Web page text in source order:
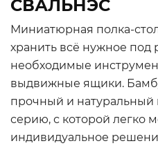
СВАЛЬНЭС
Миниатюрная полка-
хранить всё нужное под
необходимые
выдвижные ящики.
прочный и
серию, с которой легко
индивидуальное